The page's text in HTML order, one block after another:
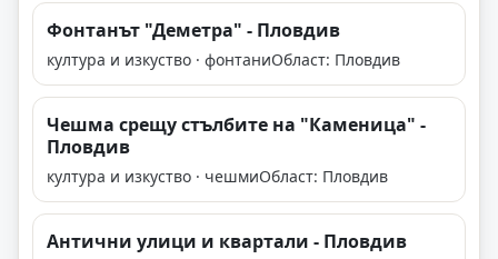
Фонтанът "Деметра" - Пловдив
култура и изкуство · фонтаниОбласт: Пловдив
Чешма срещу стълбите на "Каменица" -
Пловдив
култура и изкуство · чешмиОбласт: Пловдив
Антични улици и квартали - Пловдив